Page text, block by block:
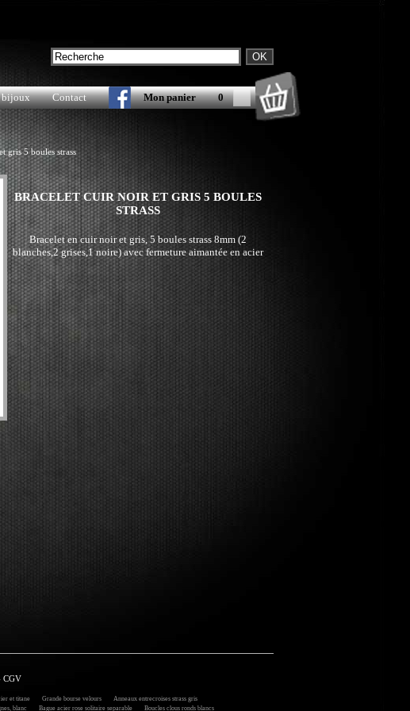
bijoux Contact Mon panier 0
gris 5 boules strass
BRACELET CUIR NOIR ET GRIS 5 BOULES
STRASS
Bracelet en cuir noir et gris, 5 boules strass 8mm (2
blanches,2 grises,1 noire) avec fermeture aimantée en acier
CGV
et titane Grande bourse velours
Anneaux entrecroises strass gris
blanc Bague acier rose solitaire separable Boucles clous ronds blancs